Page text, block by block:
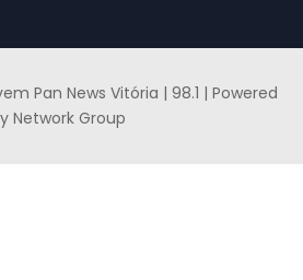
Pan News Vitória | 98.1 | Powered
Network Group